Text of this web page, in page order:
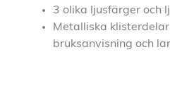
3 olika ljusfärger och
Metalliska
bruksanvisning och